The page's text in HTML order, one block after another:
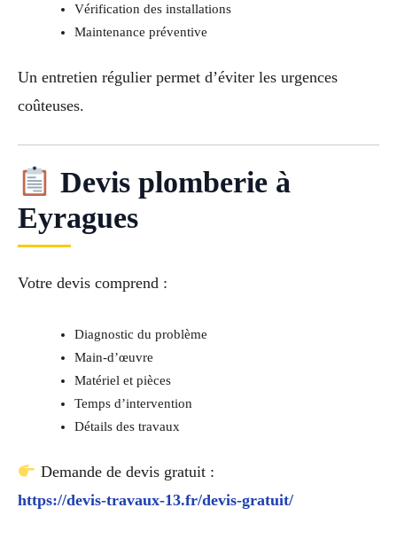
Vérification des installations
Maintenance préventive
Un entretien régulier permet d’éviter les urgences
coûteuses.
Devis plomberie à
Eyragues
Votre devis comprend :
Diagnostic du problème
Main-d’œuvre
Matériel et pièces
Temps d’intervention
Détails des travaux
Demande de devis gratuit :
https://devis-travaux-13.fr/devis-gratuit/